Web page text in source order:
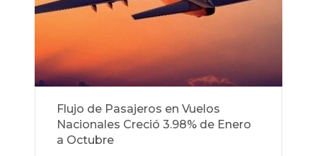
Flujo de Pasajeros en Vuelos
Nacionales Creció 3.98% de Enero
a Octubre